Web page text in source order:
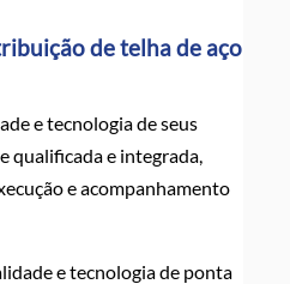
de telha de aço
e tecnologia de seus
qualificada e integrada,
e acompanhamento
e tecnologia de ponta